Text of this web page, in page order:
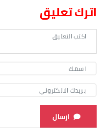
اترك تعليق
ارسال